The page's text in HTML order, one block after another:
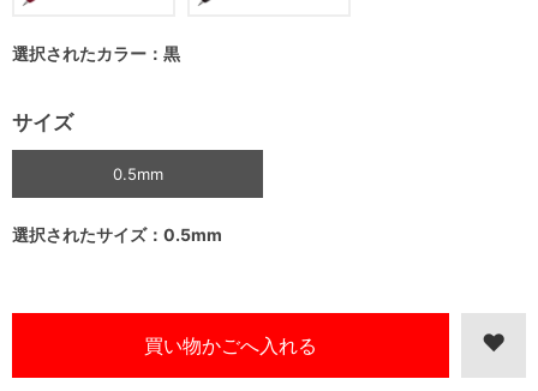
選択されたカラー：黒
サイズ
0.5mm
選択されたサイズ：0.5mm